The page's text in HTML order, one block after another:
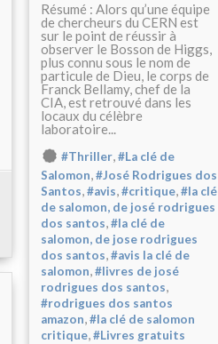
Résumé : Alors qu’une équipe
de chercheurs du CERN est
sur le point de réussir à
observer le Bosson de Higgs,
plus connu sous le nom de
particule de Dieu, le corps de
Franck Bellamy, chef de la
CIA, est retrouvé dans les
locaux du célèbre
laboratoire...
#Thriller,#La clé de
Salomon,#José Rodrigues dos
Santos,#avis,#critique,#la clé
de salomon, de josé rodrigues
dos santos,#la clé de
salomon, de jose rodrigues
dos santos,#avis la clé de
salomon,#livres de josé
rodrigues dos santos,
#rodrigues dos santos
amazon,#la clé de salomon
critique,#Livres gratuits